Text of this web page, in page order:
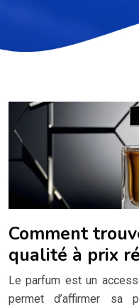
Comment
qualité à prix
Le parfum est un
permet d’affirmer sa